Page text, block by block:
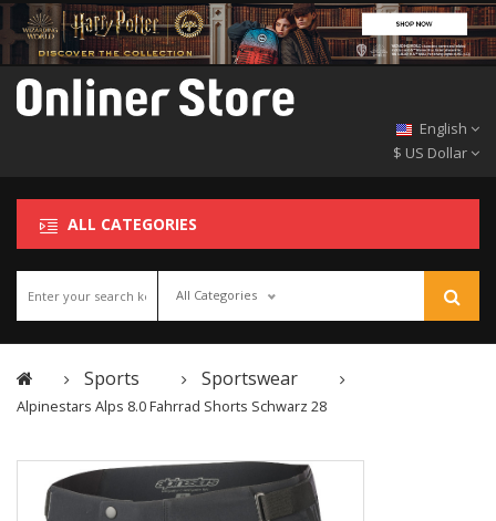
English
$ US Dollar
ALL CATEGORIES
All Categories
Sports Sportswear
Alpinestars Alps 8.0 Fahrrad Shorts Schwarz 28